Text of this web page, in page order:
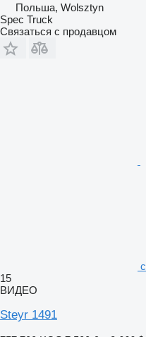
Польша, Wolsztyn
Spec Truck
Связаться с продавцом
15
ВИДЕО
Steyr 1491